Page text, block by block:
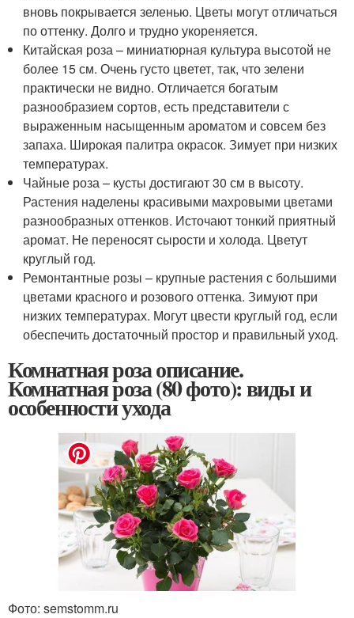
вновь покрывается зеленью. Цветы могут отличаться
по оттенку. Долго и трудно укореняется.
Китайская роза – миниатюрная культура высотой не
более 15 см. Очень густо цветет, так, что зелени
практически не видно. Отличается богатым
разнообразием сортов, есть представители с
выраженным насыщенным ароматом и совсем без
запаха. Широкая палитра окрасок. Зимует при низких
температурах.
Чайные роза – кусты достигают 30 см в высоту.
Растения наделены красивыми махровыми цветами
разнообразных оттенков. Источают тонкий приятный
аромат. Не переносят сырости и холода. Цветут
круглый год.
Ремонтантные розы – крупные растения с большими
цветами красного и розового оттенка. Зимуют при
низких температурах. Могут цвести круглый год, если
обеспечить достаточный простор и правильный уход.
Комнатная роза описание.
Комнатная роза (80 фото): виды и
особенности ухода
Фото: semstomm.ru